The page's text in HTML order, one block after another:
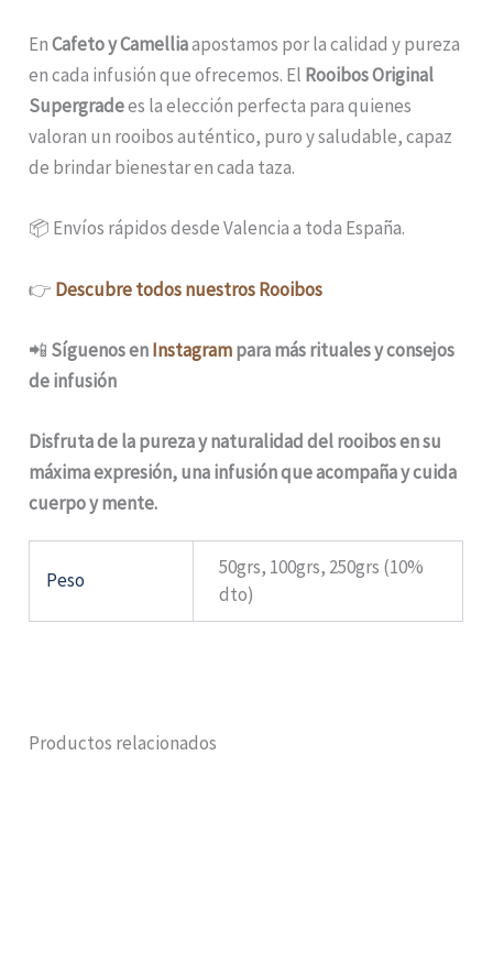
EnCafeto y Camelliaapostamos por la calidad y pureza
en cada infusión que ofrecemos. El Rooibos Original
Supergradees la elección perfecta para quienes
valoran un rooibos auténtico, puro y saludable, capaz
de brindar bienestar en cada taza.
📦 Envíos rápidos desde Valencia a toda España.
👉 Descubre todos nuestros Rooibos
📲 Síguenos enInstagrampara más rituales y consejos
de infusión
Disfruta de la pureza y naturalidad del rooibos en su
máxima expresión, una infusión que acompaña y cuida
cuerpo y mente.
Peso
50grs, 100grs, 250grs (10%
dto)
Productos relacionados